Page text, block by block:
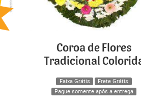
Coroa de Flores
Tradicional
Faixa Grátis
Frete Grátis
Pague somente após a entrega